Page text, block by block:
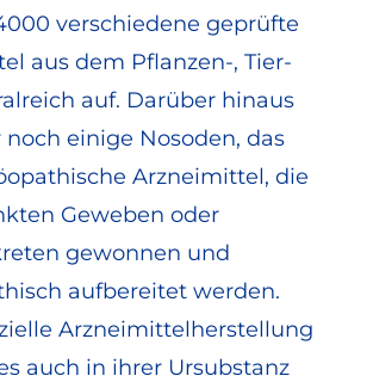
verschiedene geprüfte
aus dem Pflanzen-, Tier-
auf. Darüber hinaus
einige Nosoden, das
Arzneimittel, die
Geweben oder
gewonnen und
aufbereitet werden.
Arzneimittelherstellung
auch in ihrer Ursubstanz